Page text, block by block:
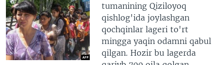
tumanining Qiziloyoq
qishlog'ida joylashgan
qochqinlar lageri to'rt
mingga yaqin odamni qabul
qilgan. Hozir bu lagerda